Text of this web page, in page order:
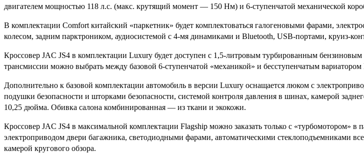
двигателем мощностью 118 л.с. (макс. крутящий момент — 150 Нм) и 6-ступенчатой механической
В комплектации Comfort китайский «паркетник» будет комплектоваться галогеновыми фарами,
колесом, задним парктроником, аудиосистемой с 4-мя динамиками и Bluetooth, USB-портами, круиз-
Кроссовер JAC JS4 в комплектации Luxury будет доступен с 1,5-литровым турбированным
трансмиссии можно выбрать между базовой 6-ступенчатой «механикой» и бесступенчатым вариатором
Дополнительно к базовой комплектации автомобиль в версии Luxury оснащается люком с
подушки безопасности и шторками безопасности, системой контроля давления в шинах, камерой
10,25 дюйма. Обивка салона комбинированная — из ткани и экокожи.
Кроссовер JAC JS4 в максимальной комплектации Flagship можно заказать только с «турбомотором»
электроприводом двери багажника, светодиодными фарами, автоматическими стеклоподъемниками
камерой кругового обзора.